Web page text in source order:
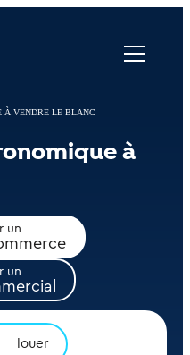
À VENDRE LE BLANC
à
un
un
louer